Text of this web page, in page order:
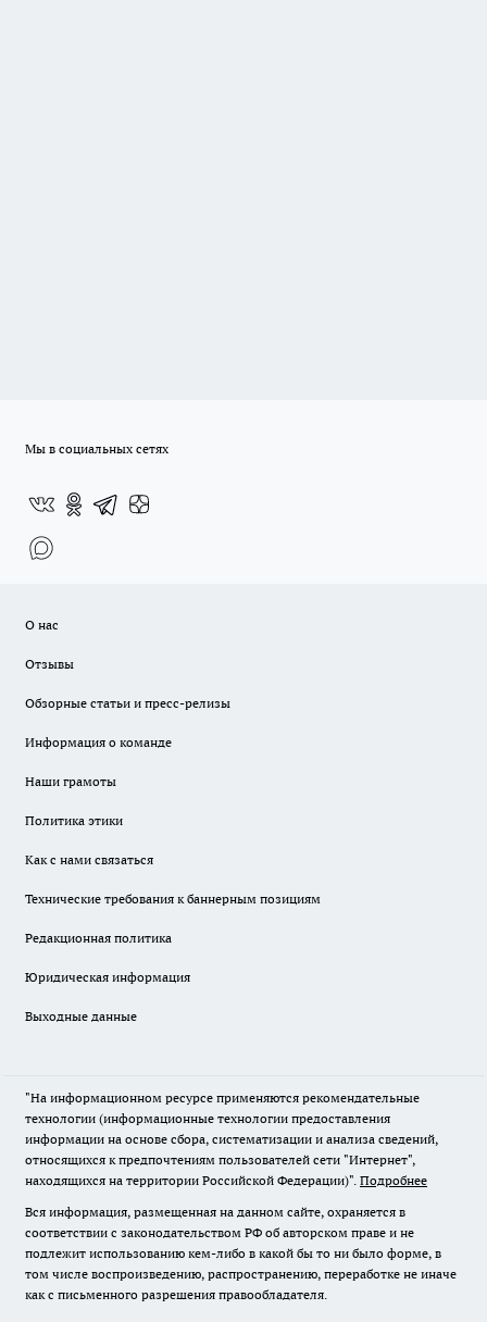
Мы в социальных сетях
О нас
Отзывы
Обзорные статьи и пресс-релизы
Информация о команде
Наши грамоты
Политика этики
Как с нами связаться
Технические требования к баннерным позициям
Редакционная политика
Юридическая информация
Выходные данные
"На информационном ресурсе применяются рекомендательные
технологии (информационные технологии предоставления
информации на основе сбора, систематизации и анализа сведений,
относящихся к предпочтениям пользователей сети "Интернет",
находящихся на территории Российской Федерации)". Подробнее
Вся информация, размещенная на данном сайте, охраняется в
соответствии с законодательством РФ об авторском праве и не
подлежит использованию кем-либо в какой бы то ни было форме, в
том числе воспроизведению, распространению, переработке не иначе
как с письменного разрешения правообладателя.